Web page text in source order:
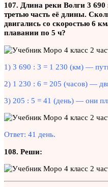
107. Длина реки Волги 3
третью часть её длины.
двигались со скоростью 6
плавании по 5 ч?
1) 3 690 : 3 = 1 230 (км) —
2) 1 230 : 6 = 205 (часов) —
3) 205 : 5 = 41 (день) — они
Ответ: 41 день.
108. Реши: